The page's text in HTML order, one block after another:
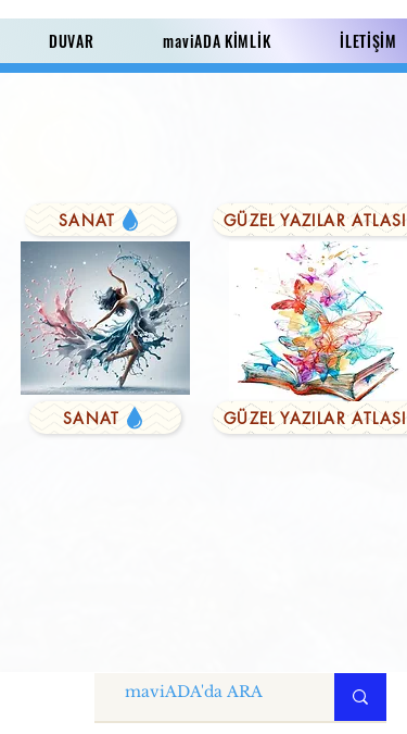
DUVAR maviADA KİMLİK İLETİŞİM
FARKLI YAZILAR
SANAT
SANAT
GÜZEL YAZILAR ATLASI
GÜZEL YAZILAR ATLASI